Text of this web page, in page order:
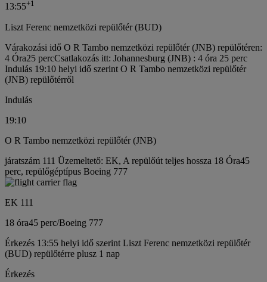
13:55+1
Liszt Ferenc nemzetközi repülőtér (BUD)
Várakozási idő O R Tambo nemzetközi repülőtér (JNB) repülőtéren:
4 Óra25 percCsatlakozás itt: Johannesburg (JNB) : 4 óra 25 perc
Indulás 19:10 helyi idő szerint O R Tambo nemzetközi repülőtér
(JNB) repülőtérről
Indulás
19:10
O R Tambo nemzetközi repülőtér (JNB)
járatszám 111 Üzemeltető: EK, A repülőút teljes hossza 18 Óra45
perc, repülőgéptípus Boeing 777
EK 111
18 óra45 perc/Boeing 777
Érkezés 13:55 helyi idő szerint Liszt Ferenc nemzetközi repülőtér
(BUD) repülőtérre plusz 1 nap
Érkezés